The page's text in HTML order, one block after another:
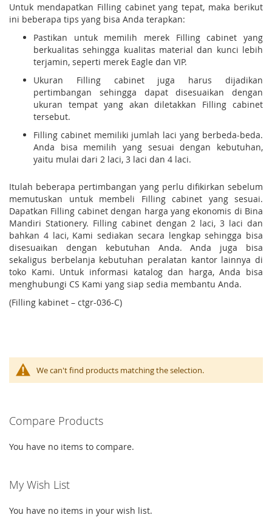
Untuk mendapatkan Filling cabinet yang tepat, maka berikut
ini beberapa tips yang bisa Anda terapkan:
Pastikan untuk memilih merek Filling cabinet yang
berkualitas sehingga kualitas material dan kunci lebih
terjamin, seperti merek Eagle dan VIP.
Ukuran Filling cabinet juga harus dijadikan
pertimbangan sehingga dapat disesuaikan dengan
ukuran tempat yang akan diletakkan Filling cabinet
tersebut.
Filling cabinet memiliki jumlah laci yang berbeda-beda.
Anda bisa memilih yang sesuai dengan kebutuhan,
yaitu mulai dari 2 laci, 3 laci dan 4 laci.
Itulah beberapa pertimbangan yang perlu difikirkan sebelum
memutuskan untuk membeli Filling cabinet yang sesuai.
Dapatkan Filling cabinet dengan harga yang ekonomis di Bina
Mandiri Stationery. Filling cabinet dengan 2 laci, 3 laci dan
bahkan 4 laci, Kami sediakan secara lengkap sehingga bisa
disesuaikan dengan kebutuhan Anda. Anda juga bisa
sekaligus berbelanja kebutuhan peralatan kantor lainnya di
toko Kami. Untuk informasi katalog dan harga, Anda bisa
menghubungi CS Kami yang siap sedia membantu Anda.
(Filling kabinet – ctgr-036-C)
We can't find products matching the selection.
Compare Products
You have no items to compare.
My Wish List
You have no items in your wish list.